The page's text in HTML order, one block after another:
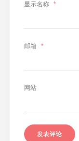
显示名称 *
邮箱 *
网站